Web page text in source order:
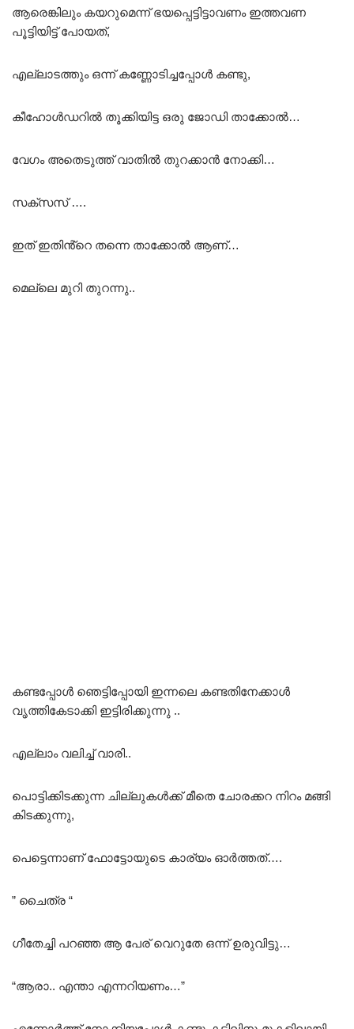
ആരെങ്കിലും കയറുമെന്ന് ഭയപ്പെട്ടിട്ടാവണം ഇത്തവണ
പൂട്ടിയിട്ട് പോയത്,
എല്ലാടത്തും ഒന്ന് കണ്ണോടിച്ചപ്പോൾ കണ്ടു,
കീഹോൾഡറിൽ തൂക്കിയിട്ട ഒരു ജോഡി താക്കോൽ…
വേഗം അതെടുത്ത് വാതിൽ തുറക്കാൻ നോക്കി…
സക്സസ് ….
ഇത് ഇതിൻ്റെ തന്നെ താക്കോൽ ആണ്…
മെല്ലെ മുറി തുറന്നു..
കണ്ടപ്പോൾ ഞെട്ടിപ്പോയി ഇന്നലെ കണ്ടതിനേക്കാൾ
വൃത്തികേടാക്കി ഇട്ടിരിക്കുന്നു ..
എല്ലാം വലിച്ച് വാരി..
പൊട്ടിക്കിടക്കുന്ന ചില്ലുകൾക്ക് മീതെ ചോരക്കറ നിറം മങ്ങി
കിടക്കുന്നു,
പെട്ടെന്നാണ് ഫോട്ടോയുടെ കാര്യം ഓർത്തത്….
” ചൈത്ര “
ഗീതേച്ചി പറഞ്ഞ ആ പേര് വെറുതേ ഒന്ന് ഉരുവിട്ടു…
“ആരാ.. എന്താ എന്നറിയണം…”